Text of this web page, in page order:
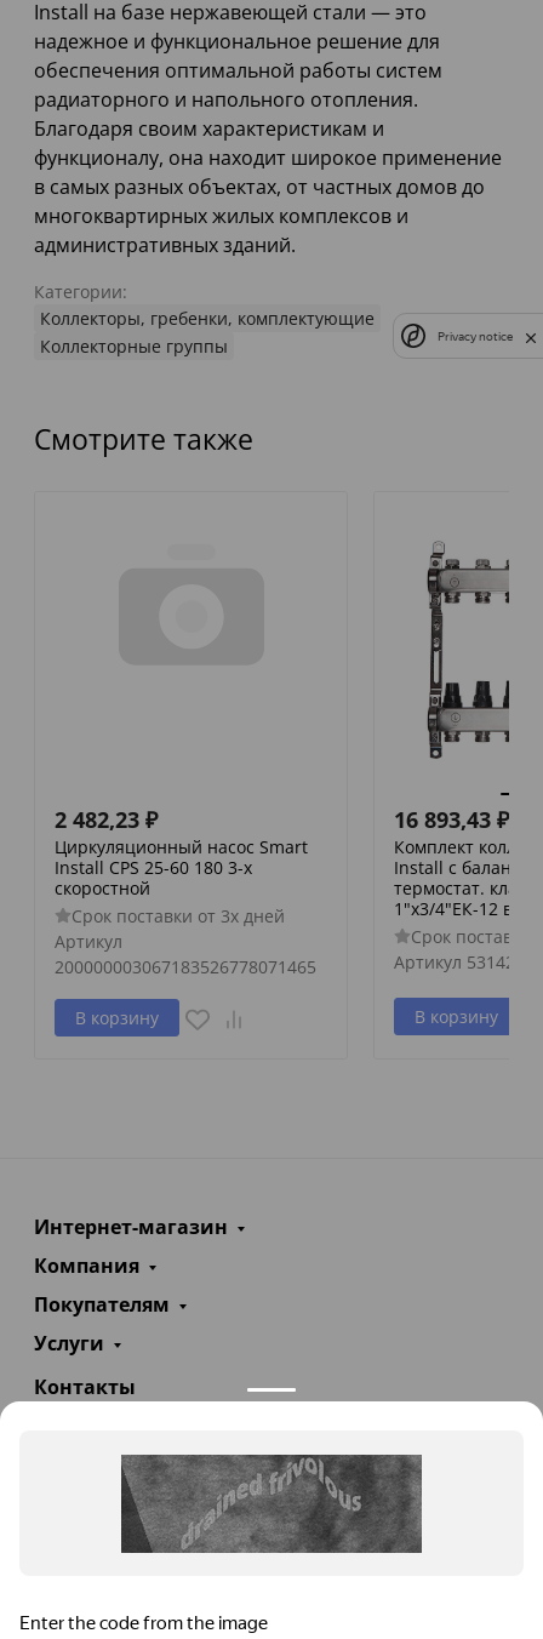
Install на базе нержавеющей стали — это
надежное и функциональное решение для
обеспечения оптимальной работы систем
радиаторного и напольного отопления.
Благодаря своим характеристикам и
функционалу, она находит широкое применение
в самых разных объектах, от частных домов до
многоквартирных жилых комплексов и
административных зданий.
Категории:
Коллекторы, гребенки, комплектующие
Коллекторные группы
Смотрите также
2 482,23 ₽
Циркуляционный насос Smart
Install CPS 25-60 180 3-х
скоростной
Срок поставки от 3х дней
Артикул
200000003067183526778071465
В корзину
16 893,43 ₽
Комплект
Install с
термостат.
1"х3/4"ЕК-12 вых.
Срок поставки
Артикул 53142S
В корзину
Интернет-магазин
Компания
Покупателям
Услуги
Контакты
info@teploexpert.com
Пн—Сб 09:00 – 18:00
Privacy notice